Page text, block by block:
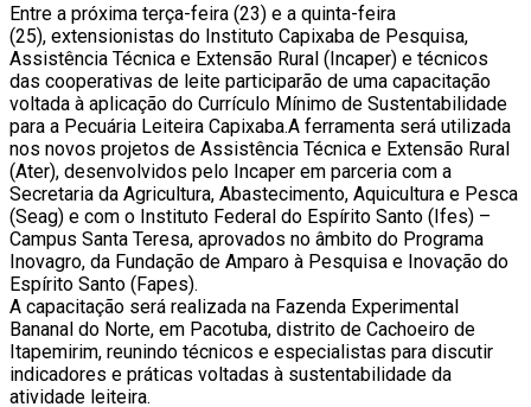
Entre a próxima terça-feira (23) e a quinta-feira
(25), extensionistas do Instituto Capixaba de Pesquisa,
Assistência Técnica e Extensão Rural (Incaper) e técnicos
das cooperativas de leite participarão de uma capacitação
voltada à aplicação do Currículo Mínimo de Sustentabilidade
para a Pecuária Leiteira Capixaba.A ferramenta será utilizada
nos novos projetos de Assistência Técnica e Extensão Rural
(Ater), desenvolvidos pelo Incaper em parceria com a
Secretaria da Agricultura, Abastecimento, Aquicultura e Pesca
(Seag) e com o Instituto Federal do Espírito Santo (Ifes) –
Campus Santa Teresa, aprovados no âmbito do Programa
Inovagro, da Fundação de Amparo à Pesquisa e Inovação do
Espírito Santo (Fapes).
A capacitação será realizada na Fazenda Experimental
Bananal do Norte, em Pacotuba, distrito de Cachoeiro de
Itapemirim, reunindo técnicos e especialistas para discutir
indicadores e práticas voltadas à sustentabilidade da
atividade leiteira.